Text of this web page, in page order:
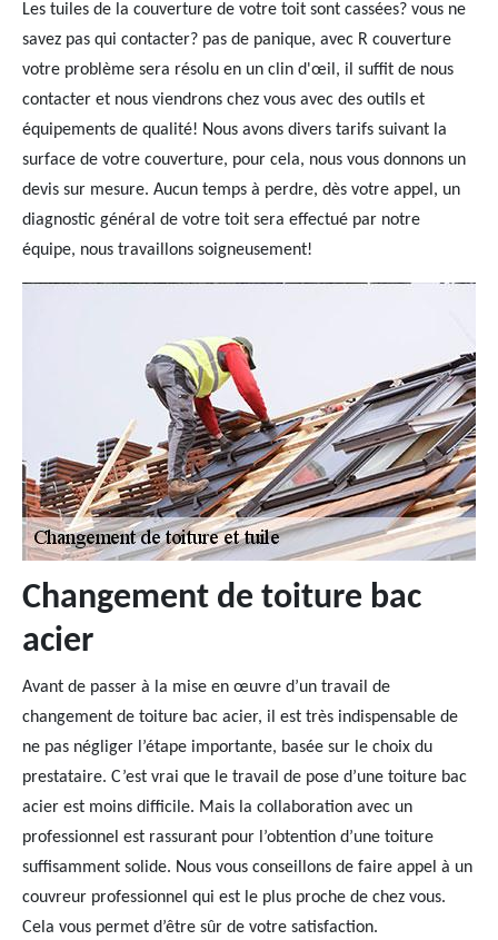
Les tuiles de la couverture de votre toit sont cassées? vous ne
savez pas qui contacter? pas de panique, avec R couverture
votre problème sera résolu en un clin d'œil, il suffit de nous
contacter et nous viendrons chez vous avec des outils et
équipements de qualité! Nous avons divers tarifs suivant la
surface de votre couverture, pour cela, nous vous donnons un
devis sur mesure. Aucun temps à perdre, dès votre appel, un
diagnostic général de votre toit sera effectué par notre
équipe, nous travaillons soigneusement!
Changement de toiture bac
acier
Avant de passer à la mise en œuvre d’un travail de
changement de toiture bac acier, il est très indispensable de
ne pas négliger l’étape importante, basée sur le choix du
prestataire. C’est vrai que le travail de pose d’une toiture bac
acier est moins difficile. Mais la collaboration avec un
professionnel est rassurant pour l’obtention d’une toiture
suffisamment solide. Nous vous conseillons de faire appel à un
couvreur professionnel qui est le plus proche de chez vous.
Cela vous permet d’être sûr de votre satisfaction.